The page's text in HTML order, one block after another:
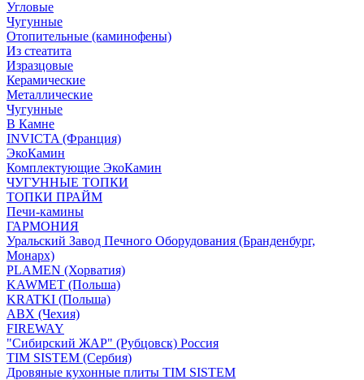
Угловые
Чугунные
Отопительные (каминофены)
Из стеатита
Изразцовые
Керамические
Металлические
Чугунные
В Камне
INVICTA (Франция)
ЭкоКамин
Комплектующие ЭкоКамин
ЧУГУННЫЕ ТОПКИ
ТОПКИ ПРАЙМ
Печи-камины
ГАРМОНИЯ
Уральский Завод Печного Оборудования (Бранденбург,
Монарх)
PLAMEN (Хорватия)
KAWMET (Польша)
KRATKI (Польша)
ABX (Чехия)
FIREWAY
"Сибирский ЖАР" (Рубцовск) Россия
TIM SISTEM (Сербия)
Дровяные кухонные плиты TIM SISTEM